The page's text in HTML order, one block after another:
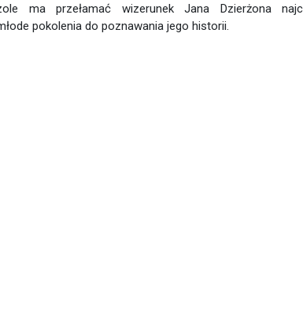
ma przełamać wizerunek Jana Dzierżona
pokolenia do poznawania jego historii.